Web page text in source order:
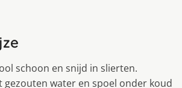
schoon en snijd in slierten.
gezouten water en spoel onder koud